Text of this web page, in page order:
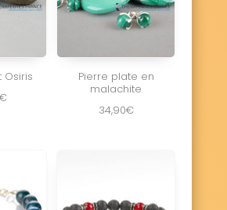
Osiris
€
Pierre plate en
malachite
34,90€